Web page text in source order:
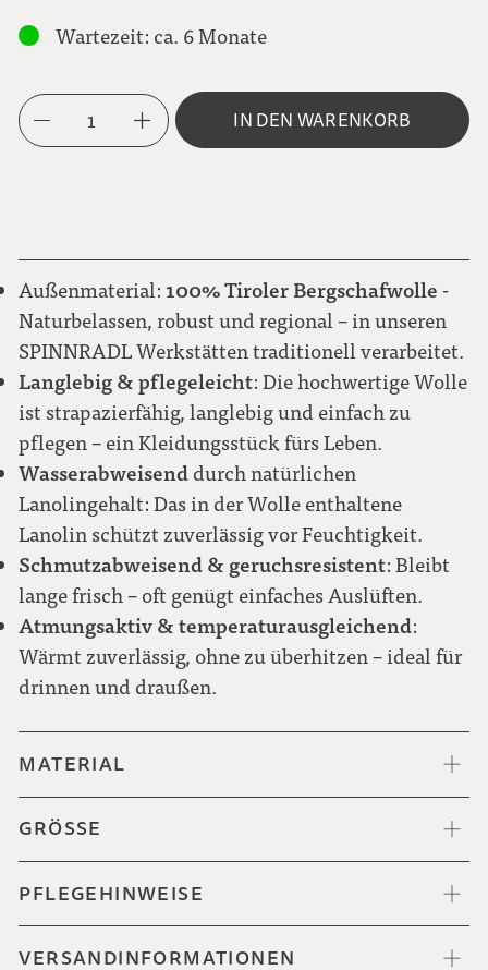
Karo Brauntöne
Karo rot-weiß
Karo schwarz-grau-blau-grün
Meliert schwarz-weiß
Punkt grün-weiß
Metallknopf NEUTRAL
L
Wartezeit: ca. 6 Monate
1 IN DEN WARENKORB
Außenmaterial: 100% Tiroler Bergschafwolle -
Naturbelassen, robust und regional – in unseren
SPINNRADL Werkstätten traditionell verarbeitet.
Langlebig & pflegeleicht: Die hochwertige Wolle
ist strapazierfähig, langlebig und einfach zu
pflegen – ein Kleidungsstück fürs Leben.
Wasserabweisend durch natürlichen
Lanolingehalt: Das in der Wolle enthaltene
Lanolin schützt zuverlässig vor Feuchtigkeit.
Schmutzabweisend & geruchsresistent: Bleibt
lange frisch – oft genügt einfaches Auslüften.
Atmungsaktiv & temperaturausgleichend:
Wärmt zuverlässig, ohne zu überhitzen – ideal für
drinnen und draußen.
MATERIAL
GRÖSSE
PFLEGEHINWEISE
VERSANDINFORMATIONEN